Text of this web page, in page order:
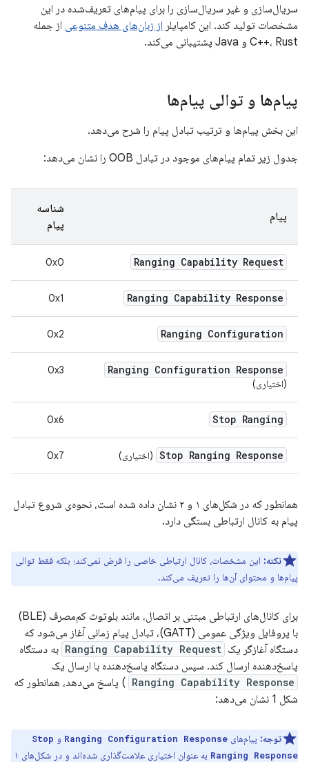
سریال‌سازی و غیر سریال‌سازی را برای پیام‌های تعریف‌شده در این
مشخصات تولید کند. این کامپایلر از زبان‌های هدف متنوعی از جمله
C++، Rust و Java پشتیبانی می‌کند.
پیام‌ها و توالی پیام‌ها
این بخش پیام‌ها و ترتیب تبادل پیام را شرح می‌دهد.
جدول زیر تمام پیام‌های موجود در تبادل OOB را نشان می‌دهد:
پیام
شناسه
پیام
Ranging Capability Request
0x0
Ranging Capability Response
0x1
Ranging Configuration
0x2
Ranging Configuration Response
(اختیاری)
0x3
Stop Ranging
0x6
Stop Ranging Response (اختیاری) 0x7
همانطور که در شکل‌های ۱ و ۲ نشان داده شده است، نحوه‌ی شروع تبادل
پیام به کانال ارتباطی بستگی دارد.
نکته: این مشخصات، کانال ارتباطی خاصی را فرض نمی‌کند؛ بلکه فقط توالی
پیام‌ها و محتوای آن‌ها را تعریف می‌کند.
برای کانال‌های ارتباطی مبتنی بر اتصال، مانند بلوتوث کم‌مصرف (BLE)
با پروفایل ویژگی عمومی (GATT)، تبادل پیام زمانی آغاز می‌شود که
دستگاه آغازگر یک Ranging Capability Request به دستگاه
پاسخ‌دهنده ارسال کند. سپس دستگاه پاسخ‌دهنده با ارسال یک
Ranging Capability Response ) پاسخ می‌دهد، همانطور که
شکل 1 نشان می‌دهد:
توجه: پیام‌های Ranging Configuration Response و Stop
Ranging Response
به عنوان اختیاری علامت‌گذاری شده‌اند و در شکل‌های ۱